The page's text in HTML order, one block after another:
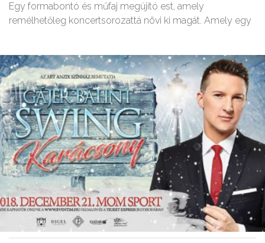
Egy formabontó és műfaj megújító est, amely
remélhetőleg koncertsorozattá növi ki magát. Amely egy